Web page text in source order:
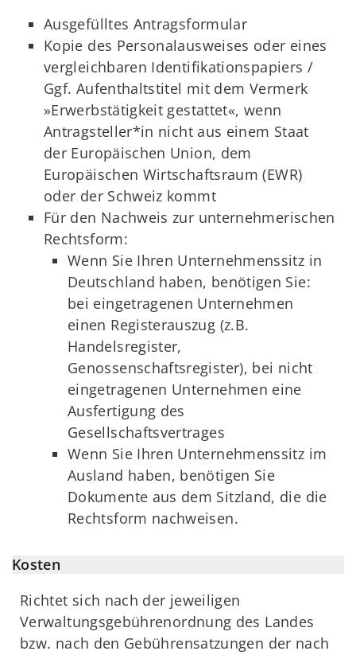
Ausgefülltes Antragsformular
Kopie des Personalausweises oder eines
vergleichbaren Identifikationspapiers /
Ggf. Aufenthaltstitel mit dem Vermerk
»Erwerbstätigkeit gestattet«, wenn
Antragsteller*in nicht aus einem Staat
der Europäischen Union, dem
Europäischen Wirtschaftsraum (EWR)
oder der Schweiz kommt
Für den Nachweis zur unternehmerischen
Rechtsform:
Wenn Sie Ihren Unternehmenssitz in
Deutschland haben, benötigen Sie:
bei eingetragenen Unternehmen
einen Registerauszug (z.B.
Handelsregister,
Genossenschaftsregister), bei nicht
eingetragenen Unternehmen eine
Ausfertigung des
Gesellschaftsvertrages
Wenn Sie Ihren Unternehmenssitz im
Ausland haben, benötigen Sie
Dokumente aus dem Sitzland, die die
Rechtsform nachweisen.
Kosten
Richtet sich nach der jeweiligen
Verwaltungsgebührenordnung des Landes
bzw. nach den Gebührensatzungen der nach